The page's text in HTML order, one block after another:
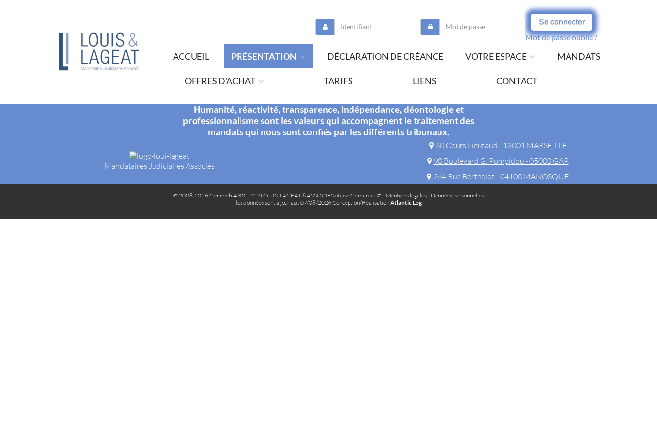
Se connecter
Mot de passe oublié ?
ACCUEIL PRÉSENTATION DÉCLARATION DE CRÉANCE VOTRE ESPACE MANDATS
OFFRES D'ACHAT TARIFS LIENS CONTACT
Mandataires Judiciaires Associés
Humanité, réactivité, transparence, indépendance, déontologie et
professionnalisme sont les valeurs qui accompagnent le traitement des
mandats qui nous sont confiés par les différents tribunaux.
30 Cours Lieutaud - 13001 MARSEILLE
90 Boulevard G. Pompidou - 05000 GAP
264 Rue Berthelot - 04100 MANOSQUE
© 2008-2026 Gemweb 4.3.0- SCP LOUIS-LAGEAT & ASSOCIES utiliseGemarcur © - Mentions légales- Données personnelles
les données sont à jour au : 07/08/2026 Conception/RéalisationAtlantic Log